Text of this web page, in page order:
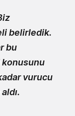
belirledik.
bu
konusunu
vurucu